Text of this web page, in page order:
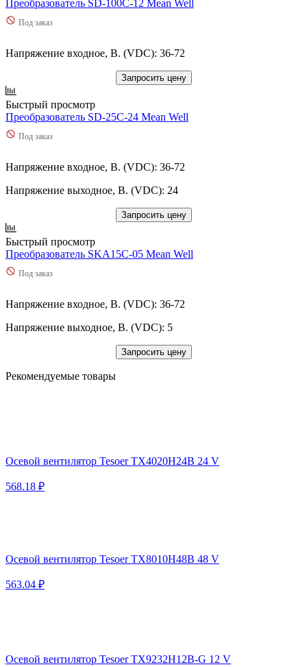
Преобразователь SD-100C-12 Mean Well
Под заказ
Напряжение входное, В. (VDC): 36-72
Запросить цену
Быстрый просмотр
Преобразователь SD-25C-24 Mean Well
Под заказ
Напряжение входное, В. (VDC): 36-72
Напряжение выходное, В. (VDC): 24
Запросить цену
Быстрый просмотр
Преобразователь SKA15C-05 Mean Well
Под заказ
Напряжение входное, В. (VDC): 36-72
Напряжение выходное, В. (VDC): 5
Запросить цену
Рекомендуемые товары
Осевой вентилятор Tesoer TX4020H24B 24 V
568.18 ₽
Осевой вентилятор Tesoer TX8010H48B 48 V
563.04 ₽
Осевой вентилятор Tesoer TX9232H12B-G 12 V